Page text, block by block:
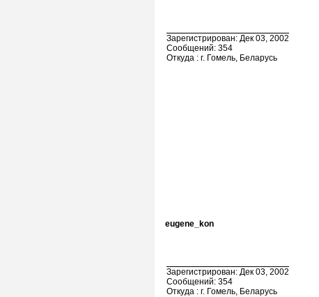
Зарегистрирован: Дек 03, 2002
Сообщений: 354
Откуда : г. Гомель, Беларусь
eugene_kon
Зарегистрирован: Дек 03, 2002
Сообщений: 354
Откуда : г. Гомель, Беларусь